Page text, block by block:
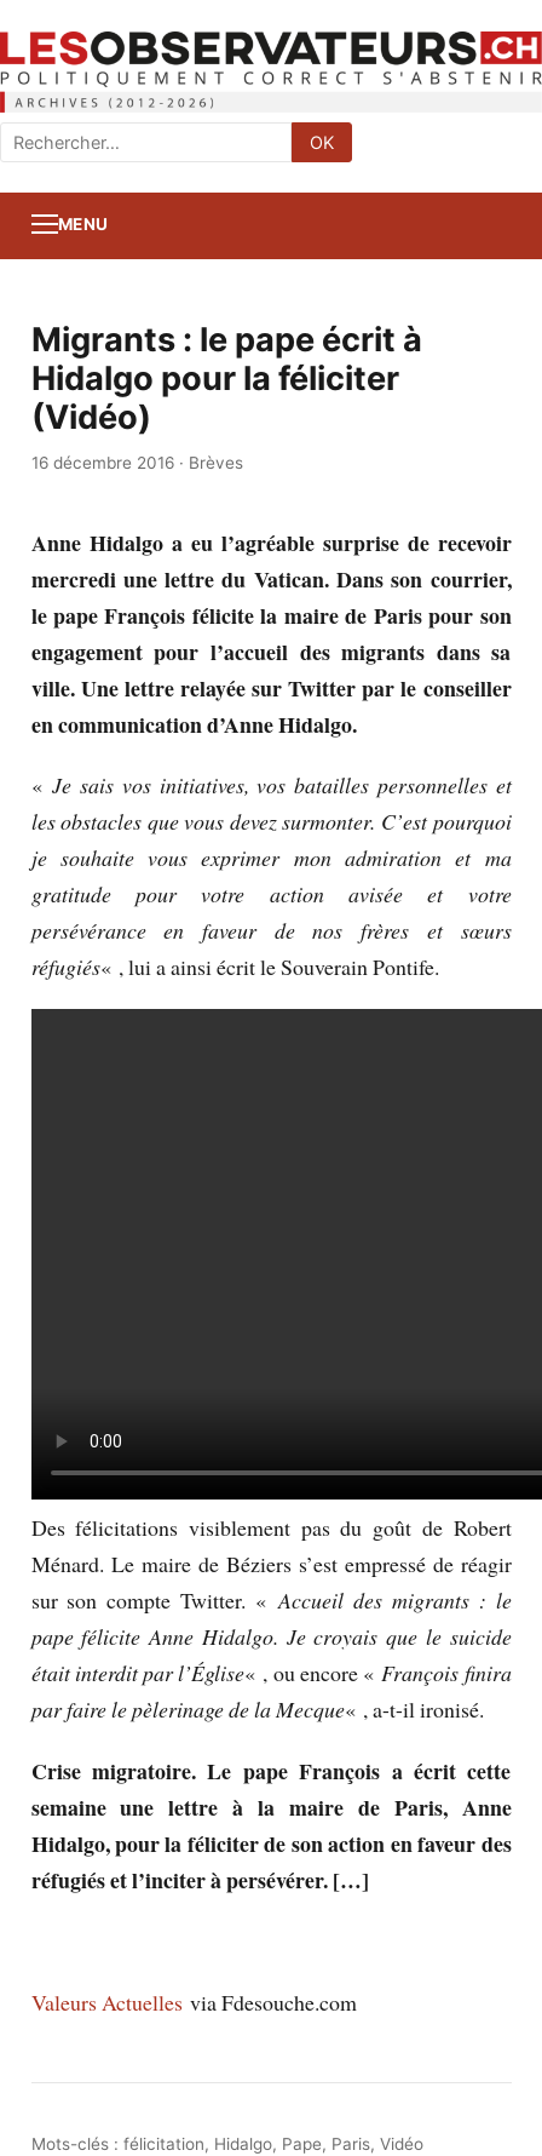
Rechercher
:
OK
MENU
Migrants : le pape écrit à
Hidalgo pour la féliciter
(Vidéo)
16 décembre 2016· Brèves
Anne Hidalgo a eu l’agréable surprise de recevoir
mercredi une lettre du Vatican. Dans son courrier,
le pape François félicite la maire de Paris pour son
engagement pour l’accueil des migrants dans sa
ville. Une lettre relayée sur Twitter par le conseiller
en communication d’Anne Hidalgo.
«Je sais vos initiatives, vos batailles personnelles et
les obstacles que vous devez surmonter. C’est pourquoi
je souhaite vous exprimer mon admiration et ma
gratitude pour votre action avisée et votre
persévérance en faveur de nos frères et sœurs
réfugiés« , lui a ainsi écrit le Souverain Pontife.
Des félicitations visiblement pas du goût de Robert
Ménard. Le maire de Béziers s’est empressé de réagir
sur son compte Twitter. «Accueil des migrants : le
pape félicite Anne Hidalgo. Je croyais que le suicide
était interdit par l’Église« , ou encore «François finira
par faire le pèlerinage de la Mecque« , a-t-il ironisé.
Crise migratoire. Le pape François a écrit cette
semaine une lettre à la maire de Paris, Anne
Hidalgo, pour la féliciter de son action en faveur des
réfugiés et l’inciter à persévérer. […]
Valeurs Actuelles viaFdesouche.com
Mots-clés : félicitation, Hidalgo, Pape, Paris, Vidéo